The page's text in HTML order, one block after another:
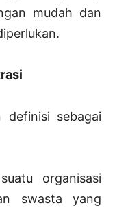
mudah dan
definisi sebagai
organisasi
swasta yang